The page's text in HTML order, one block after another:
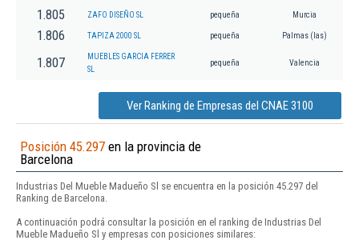
1.805 ZAFO DISEÑO SL pequeña Murcia
1.806 TAPIZA 2000 SL pequeña Palmas (las)
1.807
MUEBLES GARCIA FERRER
SL
pequeña Valencia
Ver Ranking de Empresas del CNAE 3100
Posición 45.297 en la provincia de
Barcelona
Industrias Del Mueble Madueño Sl se encuentra en la posición 45.297 del
Ranking de Barcelona.
A continuación podrá consultar la posición en el ranking de Industrias Del
Mueble Madueño Sl y empresas con posiciones similares: